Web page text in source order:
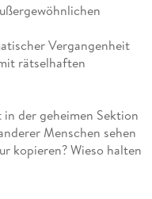
Vergangenheit
rätselhaften
der geheimen Sektion
Menschen sehen
kopieren? Wieso halten